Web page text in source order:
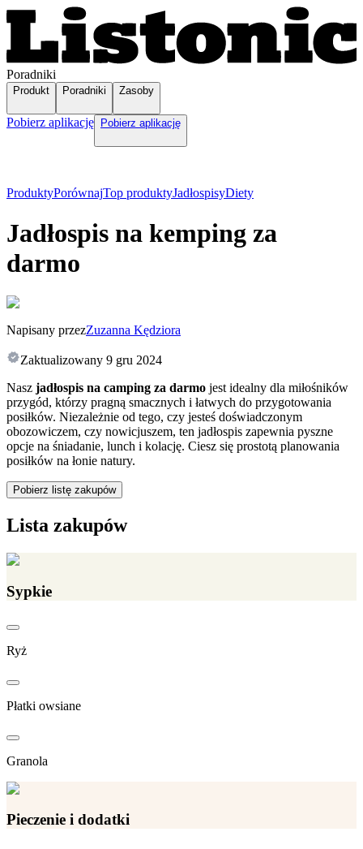
Poradniki
Produkt Poradniki Zasoby
Pobierz aplikację Pobierz aplikację
ProduktyPorównajTop produktyJadłospisyDiety
Jadłospis na kemping za
darmo
Napisany przezZuzanna Kędziora
Zaktualizowany 9 gru 2024
Nasz jadłospis na camping za darmo jest idealny dla miłośników
przygód, którzy pragną smacznych i łatwych do przygotowania
posiłków. Niezależnie od tego, czy jesteś doświadczonym
obozowiczem, czy nowicjuszem, ten jadłospis zapewnia pyszne
opcje na śniadanie, lunch i kolację. Ciesz się prostotą planowania
posiłków na łonie natury.
Pobierz listę zakupów
Lista zakupów
Sypkie
Ryż
Płatki owsiane
Granola
Pieczenie i dodatki